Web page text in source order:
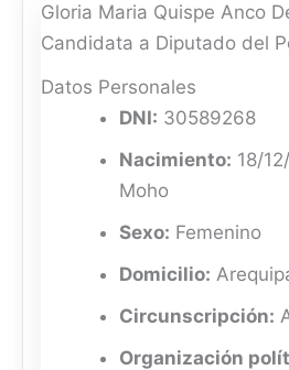
Gloria Maria Quispe Anco
Candidata a Diputado del
Datos Personales
DNI: 30589268
Nacimiento: 18/
Moho
Sexo: Femenino
Domicilio:
Circunscripción:
Organización